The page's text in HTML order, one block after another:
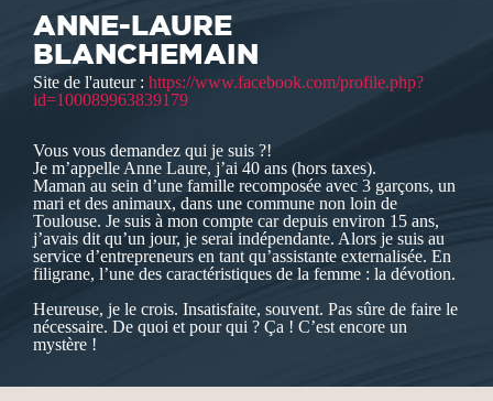
ANNE-LAURE
BLANCHEMAIN
Site de l'auteur : https://www.facebook.com/profile.php?
id=100089963839179
Vous vous demandez qui je suis ?!
Je m’appelle Anne Laure, j’ai 40 ans (hors taxes).
Maman au sein d’une famille recomposée avec 3 garçons, un
mari et des animaux, dans une commune non loin de
Toulouse. Je suis à mon compte car depuis environ 15 ans,
j’avais dit qu’un jour, je serai indépendante. Alors je suis au
service d’entrepreneurs en tant qu’assistante externalisée. En
filigrane, l’une des caractéristiques de la femme : la dévotion.
Heureuse, je le crois. Insatisfaite, souvent. Pas sûre de faire le
nécessaire. De quoi et pour qui ? Ça ! C’est encore un
mystère !